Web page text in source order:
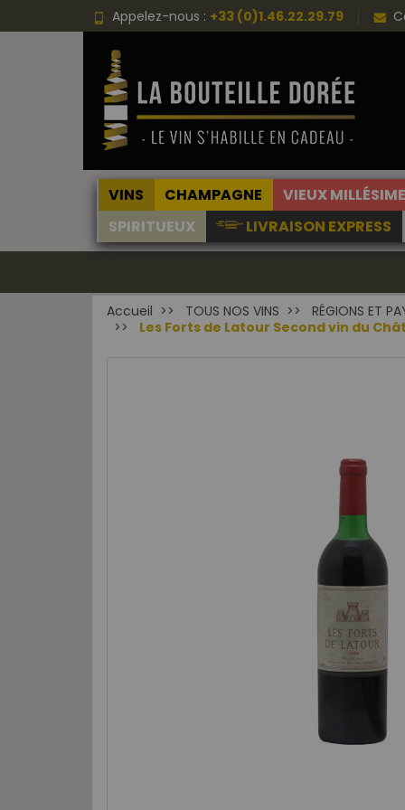
Appelez-nous : +33 (0)1.46.22.29.79
VINS CHAMPAGNE VIEUX
SPIRITUEUX
LIVRAISON EXPRESS
Accueil TOUS NOS VINS RÉGIONS ET
Les Forts de Latour Second vin du